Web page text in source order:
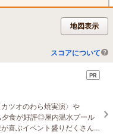
地図表示
スコアについて
PR
ツオのわら焼実演〉や
夕食が好評◎屋内温水プール
喜ぶイベント盛りだくさん